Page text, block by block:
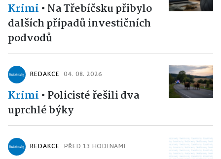
Krimi • Na Třebíčsku přibylo
dalších případů investičních
podvodů
REDAKCE 04. 08. 2026
Krimi • Policisté řešili dva
uprchlé býky
REDAKCE PŘED 13 HODINAMI